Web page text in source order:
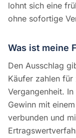
lohnt sich eine
ohne sofortige
Was ist meine
Den Ausschlag
Käufer zahlen
Vergangenheit.
Gewinn mit
verbunden und